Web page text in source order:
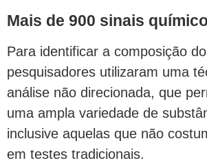
Mais de 900 sinais
Para identificar a composição
pesquisadores utilizaram uma
análise não direcionada, que
uma ampla variedade de
inclusive aquelas que não
em testes tradicionais.